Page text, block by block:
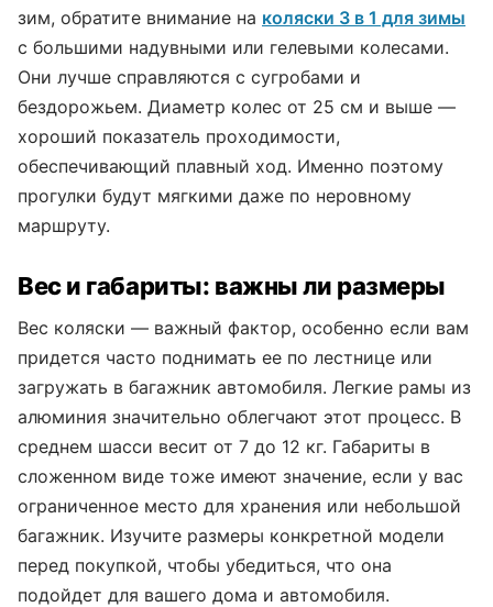
зим, обратите внимание на коляски 3 в 1 для зимы
с большими надувными или гелевыми колесами.
Они лучше справляются с сугробами и
бездорожьем. Диаметр колес от 25 см и выше —
хороший показатель проходимости,
обеспечивающий плавный ход. Именно поэтому
прогулки будут мягкими даже по неровному
маршруту.
Вес и габариты: важны ли размеры
Вес коляски — важный фактор, особенно если вам
придется часто поднимать ее по лестнице или
загружать в багажник автомобиля. Легкие рамы из
алюминия значительно облегчают этот процесс. В
среднем шасси весит от 7 до 12 кг. Габариты в
сложенном виде тоже имеют значение, если у вас
ограниченное место для хранения или небольшой
багажник. Изучите размеры конкретной модели
перед покупкой, чтобы убедиться, что она
подойдет для вашего дома и автомобиля.